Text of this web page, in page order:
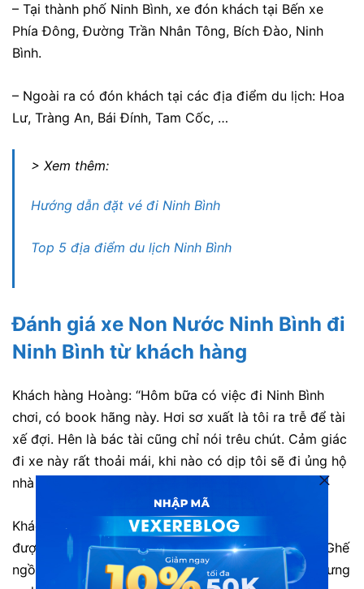
– Tại thành phố Ninh Bình, xe đón khách tại Bến xe
Phía Đông, Đường Trần Nhân Tông, Bích Đào, Ninh
Bình.
– Ngoài ra có đón khách tại các địa điểm du lịch: Hoa
Lư, Tràng An, Bái Đính, Tam Cốc, …
> Xem thêm:
Hướng dẫn đặt vé đi Ninh Bình
Top 5 địa điểm du lịch Ninh Bình
Đánh giá xe Non Nước Ninh Bình đi
Ninh Bình từ khách hàng
Khách hàng Hoàng: “Hôm bữa có việc đi Ninh Bình
chơi, có book hãng này. Hơi sơ xuất là tôi ra trễ để tài
xế đợi. Hên là bác tài cũng chỉ nói trêu chút. Cảm giác
đi xe này rất thoải mái, khi nào có dịp tôi sẽ đi ủng hộ
nhà xe.”
Khách hàng Kim: “Lần đầu tiên đi Ninh Bình du lịch,
được bạn bè giới thiệu nhà xe này, tôi đặt vé luôn. Ghế
ngồi tương đối thoải mái, được đưa đón tận nơi, nhưng